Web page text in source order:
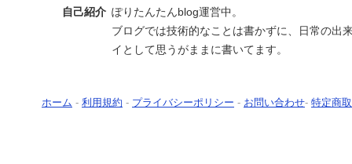
自己紹介 ぽりたんたんblog運営中。
ブログでは技術的なことは書かずに、日常の出
イとして思うがままに書いてます。
ホーム - 利用規約 - プライバシーポリシー - お問い合わせ- 特定商